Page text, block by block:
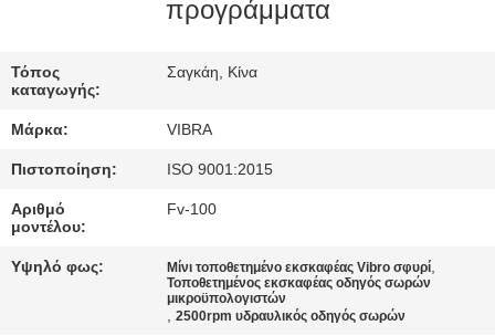
ΕΡΓΟΣΤΑΣΊΩΝ
ΠΟΙΟΤΙΚΌΣ
ΈΛΕΓΧΟΣ
ΜΑΣ
ΕΛΆΤΕ
ΣΕ
προγράμματα
Τόπος
καταγωγής:
Σαγκάη, Κίνα
Μάρκα: VIBRA
Πιστοποίηση: ISO 9001:2015
Αριθμό
μοντέλου:
Fv-100
Υψηλό φως: Μίνι τοποθετημένο εκσκαφέας Vibro σφυρί,
Τοποθετημένος εκσκαφέας οδηγός σωρών
μικροϋπολογιστών
,2500rpm υδραυλικός οδηγός σωρών